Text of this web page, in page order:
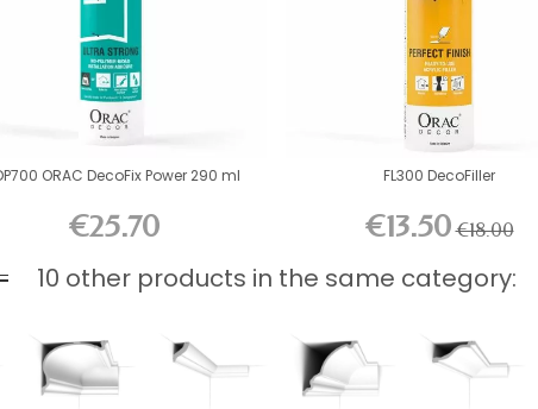
ORAC DecoFix Power 290 ml
€25.70
FL300 DecoFiller
€13.50 €18.00
10 other products in the same category: